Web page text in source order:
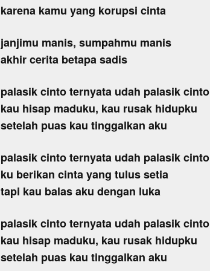
karena kamu yang korupsi cinta
janjimu manis, sumpahmu manis
akhir cerita betapa sadis
palasik cinto ternyata udah palasik cinto
kau hisap maduku, kau rusak hidupku
setelah puas kau tinggalkan aku
palasik cinto ternyata udah palasik cinto
ku berikan cinta yang tulus setia
tapi kau balas aku dengan luka
palasik cinto ternyata udah palasik cinto
kau hisap maduku, kau rusak hidupku
setelah puas kau tinggalkan aku